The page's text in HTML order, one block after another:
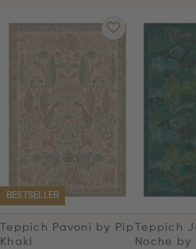
BESTSELLER
Teppich Pavoni by Pip
Khaki
Teppich
Noche by